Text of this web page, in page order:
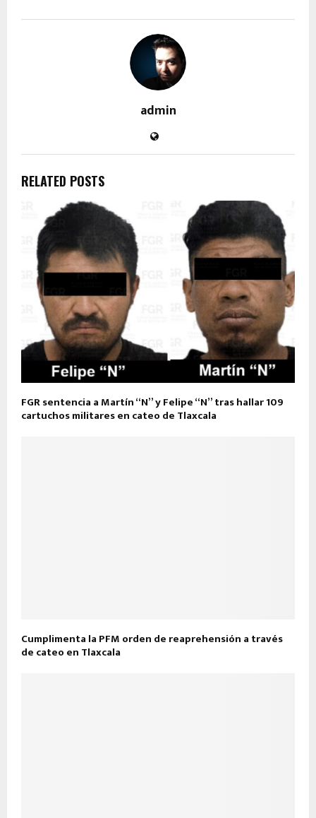
admin
RELATED POSTS
FGR sentencia a Martín “N” y Felipe “N” tras hallar 109
cartuchos militares en cateo de Tlaxcala
Cumplimenta la PFM orden de reaprehensión a través
de cateo en Tlaxcala